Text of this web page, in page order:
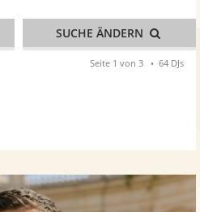
SUCHE ÄNDERN
Seite 1 von 3 64 DJs